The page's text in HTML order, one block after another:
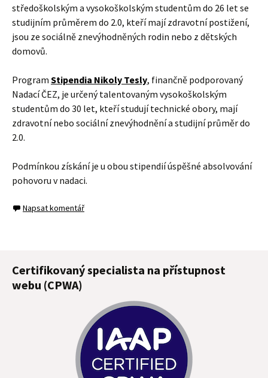
středoškolským a vysokoškolským studentům do 26 let se
studijním průměrem do 2.0, kteří mají zdravotní postižení,
jsou ze sociálně znevýhodněných rodin nebo z dětských
domovů.
Program Stipendia Nikoly Tesly, finančně podporovaný
Nadací ČEZ, je určený talentovaným vysokoškolským
studentům do 30 let, kteří studují technické obory, mají
zdravotní nebo sociální znevýhodnění a studijní průměr do
2.0.
Podmínkou získání je u obou stipendií úspěšné absolvování
pohovoru v nadaci.
Napsat komentář
Certifikovaný specialista na přístupnost
webu (CPWA)